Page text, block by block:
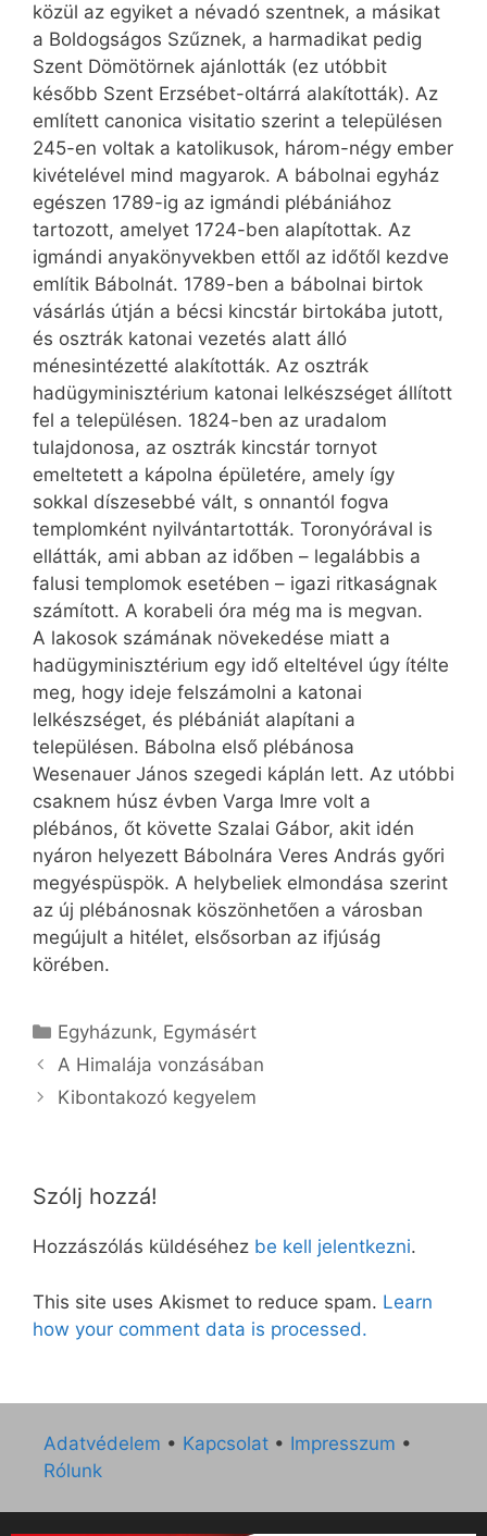
közül az egyiket a névadó szentnek, a másikat
a Boldogságos Szűznek, a harmadikat pedig
Szent Dömötörnek ajánlották (ez utóbbit
később Szent Erzsébet-oltárrá alakították). Az
említett canonica visitatio szerint a településen
245-en voltak a katolikusok, három-négy ember
kivételével mind magyarok. A bábolnai egyház
egészen 1789-ig az igmándi plébániához
tartozott, amelyet 1724-ben alapítottak. Az
igmándi anyakönyvekben ettől az időtől kezdve
említik Bábolnát. 1789-ben a bábolnai birtok
vásárlás útján a bécsi kincstár birtokába jutott,
és osztrák katonai vezetés alatt álló
ménesintézetté alakították. Az osztrák
hadügyminisztérium katonai lelkészséget állított
fel a településen. 1824-ben az uradalom
tulajdonosa, az osztrák kincstár tornyot
emeltetett a kápolna épületére, amely így
sokkal díszesebbé vált, s onnantól fogva
templomként nyilvántartották. Toronyórával is
ellátták, ami abban az időben – legalább­is a
falusi templomok esetében – igazi ritkaságnak
számított. A korabeli óra még ma is megvan.
A lakosok számának növekedése miatt a
hadügyminisztérium egy idő elteltével úgy ítélte
meg, hogy ideje felszámolni a katonai
lelkészséget, és plébániát alapítani a
településen. Bábolna első plébánosa
Wesenauer János szegedi káplán lett. Az utóbbi
csaknem húsz évben Varga Imre volt a
plébános, őt követte Szalai Gábor, akit idén
nyáron helyezett Bábolnára Veres András győri
megyéspüspök. A helybeliek elmondása szerint
az új plébánosnak köszönhetően a városban
megújult a hitélet, elsősorban az ifjúság
körében.
Kategória
Egyházunk, Egymásért
A Himalája vonzásában
Kibontakozó kegyelem
Szólj hozzá!
Hozzászólás küldéséhez be kell jelentkezni.
This site uses Akismet to reduce spam. Learn
how your comment data is processed.
Adatvédelem • Kapcsolat • Impresszum •
Rólunk